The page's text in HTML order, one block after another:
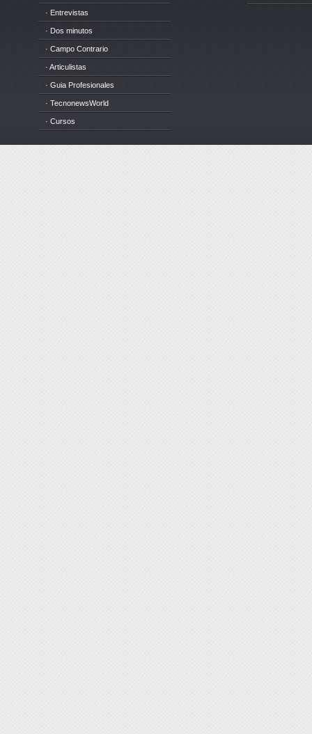
· Entrevistas
· Dos minutos
· Campo Contrario
· Articulistas
· Guia Profesionales
· TecnonewsWorld
· Cursos